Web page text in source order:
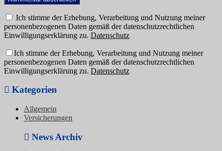
Ich stimme der Erhebung, Verarbeitung und Nutzung meiner
personenbezogenen Daten gemäß der datenschutzrechtlichen
Einwilligungserklärung zu. Datenschutz
Ich stimme der Erhebung, Verarbeitung und Nutzung meiner
personenbezogenen Daten gemäß der datenschutzrechtlichen
Einwilligungserklärung zu. Datenschutz
Kategorien
Allgemein
Versicherungen
News Archiv